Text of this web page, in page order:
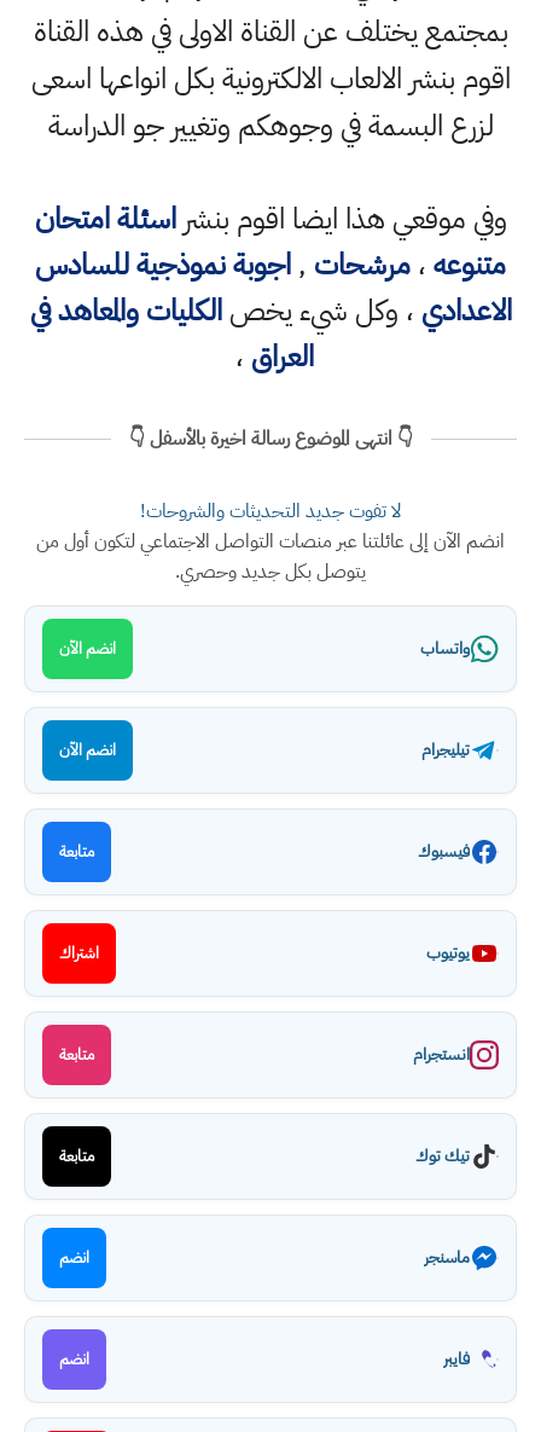
بمجتمع يختلف عن القناة الاولى في هذه القناة
اقوم بنشر الالعاب الالكترونية بكل انواعها اسعى
لزرع البسمة في وجوهكم وتغيير جو الدراسة
وفي موقعي هذا ايضا اقوم بنشراسئلة امتحان
متنوعه،مرشحات ,اجوبة نموذجية للسادس
الاعدادي ، وكل شيء يخصالكليات والمعاهد في
العراق ،
👇 انتهى الموضوع رسالة اخيرة بالأسفل 👇
لا تفوت جديد التحديثات والشروحات!
انضم الآن إلى عائلتنا عبر منصات التواصل الاجتماعي لتكون أول من
يتوصل بكل جديد وحصري.
واتساب انضم الآن
تيليجرام انضم الآن
فيسبوك متابعة
يوتيوب اشتراك
انستجرام متابعة
تيك توك متابعة
ماسنجر انضم
فايبر انضم